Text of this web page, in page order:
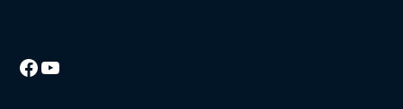
Facebook
YouTube